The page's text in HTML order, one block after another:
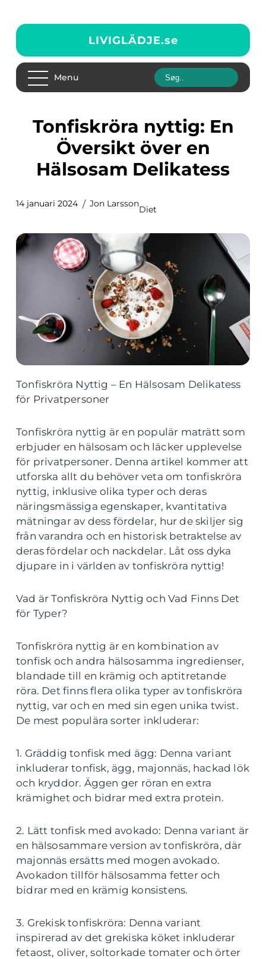
LIVIGLÄDJE.se
Menu
Tonfiskröra nyttig: En
Översikt över en
Hälsosam Delikatess
14 januari 2024 Jon Larsson
Diet
Tonfiskröra Nyttig – En Hälsosam Delikatess
för Privatpersoner
Tonfiskröra nyttig är en populär maträtt som
erbjuder en hälsosam och läcker upplevelse
för privatpersoner. Denna artikel kommer att
utforska allt du behöver veta om tonfiskröra
nyttig, inklusive olika typer och deras
näringsmässiga egenskaper, kvantitativa
mätningar av dess fördelar, hur de skiljer sig
från varandra och en historisk betraktelse av
deras fördelar och nackdelar. Låt oss dyka
djupare in i världen av tonfiskröra nyttig!
Vad är Tonfiskröra Nyttig och Vad Finns Det
för Typer?
Tonfiskröra nyttig är en kombination av
tonfisk och andra hälsosamma ingredienser,
blandade till en krämig och aptitretande
röra. Det finns flera olika typer av tonfiskröra
nyttig, var och en med sin egen unika twist.
De mest populära sorter inkluderar:
1. Gräddig tonfisk med ägg: Denna variant
inkluderar tonfisk, ägg, majonnäs, hackad lök
och kryddor. Äggen ger röran en extra
krämighet och bidrar med extra protein.
2. Lätt tonfisk med avokado: Denna variant är
en hälsosammare version av tonfiskröra, där
majonnäs ersätts med mogen avokado.
Avokadon tillför hälsosamma fetter och
bidrar med en krämig konsistens.
3. Grekisk tonfiskröra: Denna variant
inspirerad av det grekiska köket inkluderar
fetaost, oliver, soltorkade tomater och örter